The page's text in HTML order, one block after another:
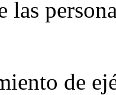
las
de